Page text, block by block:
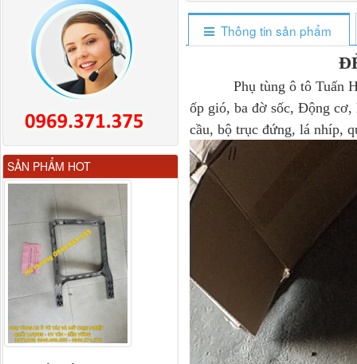
Thông tin sản phẩm
Phụ tùng ô tô Tuấn
ốp gió, ba đờ sốc, Động cơ,
cầu, bộ trục đứng, lá nhíp,
SẢN PHẨM HOT
Dongfeng KL385
H4610140011A0 Compa
nâng kính...